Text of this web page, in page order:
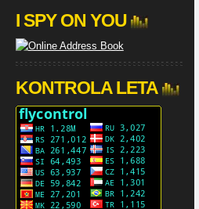
I SPY ON YOU
KONTROLA LETA